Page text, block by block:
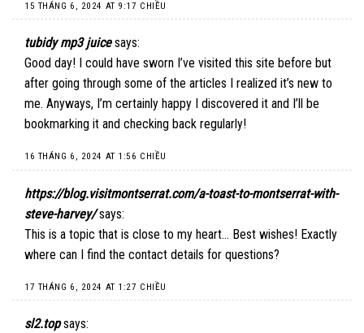
15 THÁNG 6, 2024 AT 9:17 CHIỀU
tubidy mp3 juice says:
Good day! I could have sworn I’ve visited this site before but
after going through some of the articles I realized it’s new to
me. Anyways, I’m certainly happy I discovered it and I’ll be
bookmarking it and checking back regularly!
16 THÁNG 6, 2024 AT 1:56 CHIỀU
https://blog.visitmontserrat.com/a-toast-to-montserrat-with-
steve-harvey/ says:
This is a topic that is close to my heart… Best wishes! Exactly
where can I find the contact details for questions?
17 THÁNG 6, 2024 AT 1:27 CHIỀU
sl2.top says: